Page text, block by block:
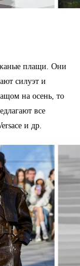
плащи. Они
силуэт и
на осень, то
все
и др.